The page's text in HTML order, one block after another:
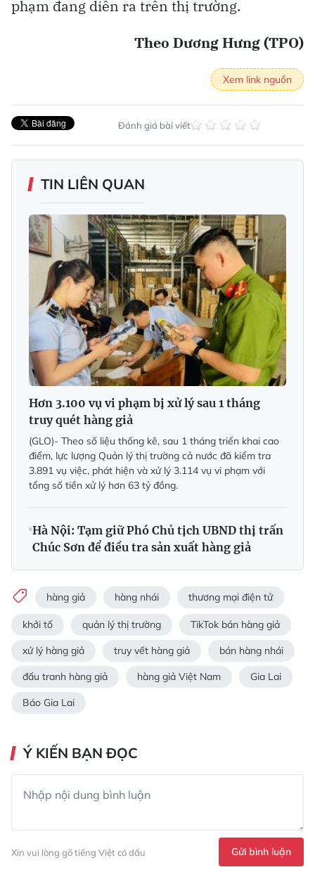
phạm đang diễn ra trên thị trường.
Theo Dương Hưng (TPO)
Xem link nguồn
Đánh giá bài viết
TIN LIÊN QUAN
Hơn 3.100 vụ vi phạm bị xử lý sau 1 tháng
truy quét hàng giả
(GLO)- Theo số liệu thống kê, sau 1 tháng triển khai cao
điểm, lực lượng Quản lý thị trường cả nước đã kiểm tra
3.891 vụ việc, phát hiện và xử lý 3.114 vụ vi phạm với
tổng số tiền xử lý hơn 63 tỷ đồng.
Hà Nội: Tạm giữ Phó Chủ tịch UBND thị trấn
Chúc Sơn để điều tra sản xuất hàng giả
hàng giả hàng nhái thương mại điện tử
khởi tố quản lý thị trường TikTok bán hàng giả
xử lý hàng giả truy vết hàng giả bán hàng nhái
đấu tranh hàng giả hàng giả Việt Nam Gia Lai
Báo Gia Lai
Ý KIẾN BẠN ĐỌC
Xin vui lòng gõ tiếng Việt có dấu Gửi bình luận